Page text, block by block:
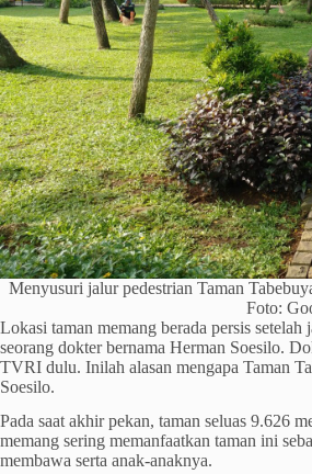
Menyusuri jalur pedestrian Taman
Foto:
Lokasi taman memang berada persis
seorang dokter bernama Herman Soesilo.
TVRI dulu. Inilah alasan mengapa Taman
Soesilo.
Pada saat akhir pekan, taman seluas 9.626
memang sering memanfaatkan taman ini
membawa serta anak-anaknya.